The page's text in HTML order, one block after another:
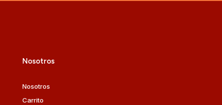
Nosotros
Nosotros
Carrito